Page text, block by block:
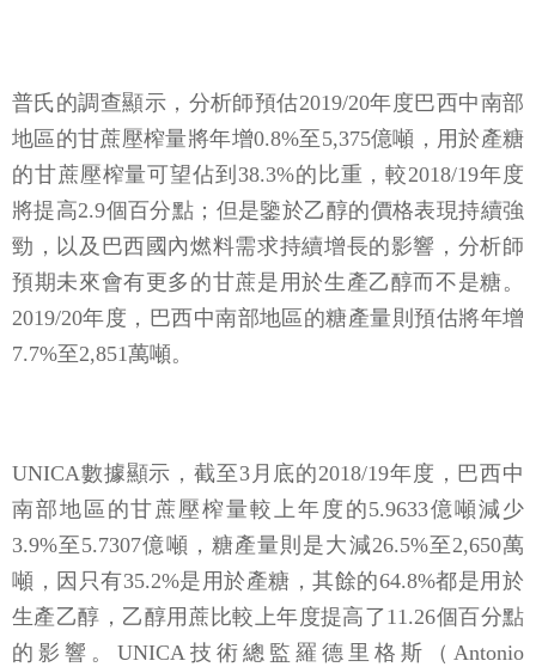
普氏的調查顯示，分析師預估2019/20年度巴西中南部
地區的甘蔗壓榨量將年增0.8%至5,375億噸，用於產糖
的甘蔗壓榨量可望佔到38.3%的比重，較2018/19年度
將提高2.9個百分點；但是鑒於乙醇的價格表現持續強
勁，以及巴西國內燃料需求持續增長的影響，分析師
預期未來會有更多的甘蔗是用於生產乙醇而不是糖。
2019/20年度，巴西中南部地區的糖產量則預估將年增
7.7%至2,851萬噸。
UNICA數據顯示，截至3月底的2018/19年度，巴西中
南部地區的甘蔗壓榨量較上年度的5.9633億噸減少
3.9%至5.7307億噸，糖產量則是大減26.5%至2,650萬
噸，因只有35.2%是用於產糖，其餘的64.8%都是用於
生產乙醇，乙醇用蔗比較上年度提高了11.26個百分點
的影響。UNICA技術總監羅德里格斯（Antonio